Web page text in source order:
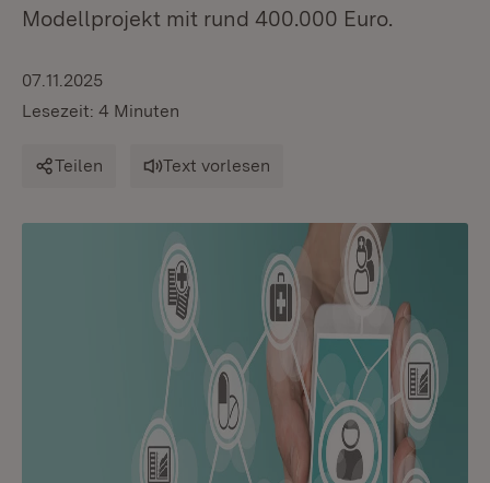
Modellprojekt mit rund 400.000 Euro.
07.11.2025
Lesezeit: 4 Minuten
Teilen Text vorlesen